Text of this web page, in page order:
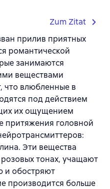
Zum Zitat
прилив приятных
романтической
занимаются
веществами
что влюбленные в
под действием
их ощущением
притяжения головной
Эти вещества
тонах, учащают
и обостряют
производится больше